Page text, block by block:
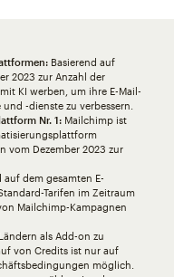
Basierend auf
2023 zur Anzahl der
KI werben, um ihre E-Mail-
-dienste zu verbessern.
Nr. 1:Mailchimp ist
vom Dezember 2023 zur
auf dem gesamten E-
Tarifen im Zeitraum
Mailchimp-Kampagnen
als Add-on zu
von Credits ist nur auf
möglich.